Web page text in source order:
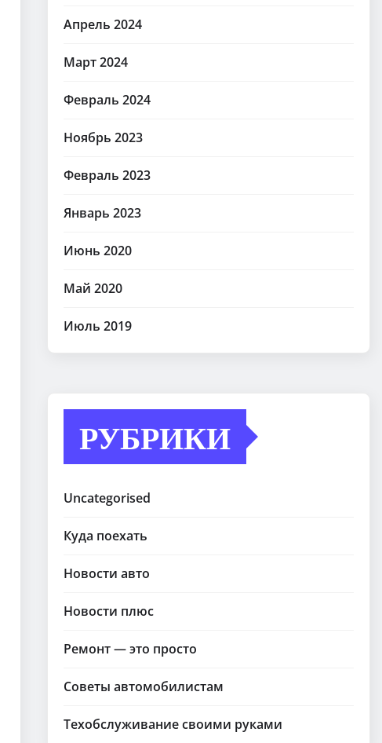
Апрель 2024
Март 2024
Февраль 2024
Ноябрь 2023
Февраль 2023
Январь 2023
Июнь 2020
Май 2020
Июль 2019
РУБРИКИ
Uncategorised
Куда поехать
Новости авто
Новости плюс
Ремонт — это просто
Советы автомобилистам
Техобслуживание своими руками